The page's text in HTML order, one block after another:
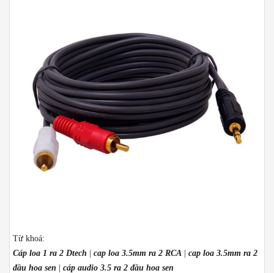
Từ khoá:
Cáp loa 1 ra 2 Dtech
cap loa 3.5mm ra 2 RCA
cap loa 3.5mm ra 2
đầu hoa sen
cáp audio 3.5 ra 2 đầu hoa sen